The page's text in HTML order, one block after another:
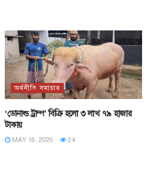
অর্থনীতি সমাচার
‘ডোনাল্ড ট্রাম্প’ বিক্রি হলো ৩ লাখ ৭৯ হাজার
টাকায়
MAY 16, 2026 24